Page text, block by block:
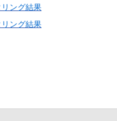
ング結果
ング結果